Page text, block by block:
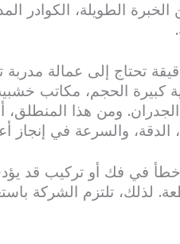
الطويلة، الكوادر
تحتاج إلى عمالة
الحجم، مكاتب خشبية
الجدران. ومن هذا
والسرعة في إنجاز
خطأ في فك أو تركيب قد
لذلك، تلتزم الشركة